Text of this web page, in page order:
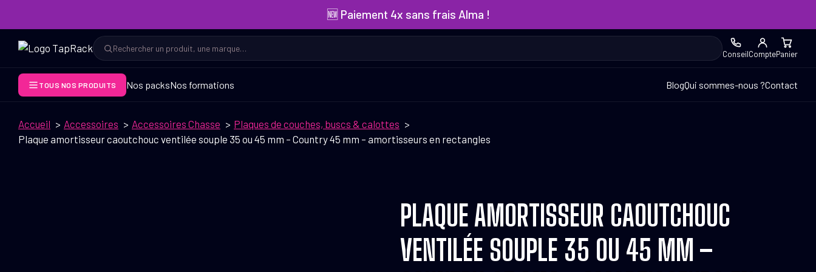
🆕 Paiement 4x sans frais Alma !
Rechercher
Rechercher ConseilComptePanier
TOUS NOS PRODUITS Nos packsNos formations BlogQui sommes-nous ?Contact
Accueil Accessoires Accessoires Chasse
Plaques de couches, buscs & calottes
Plaque amortisseur caoutchouc ventilée souple 35 ou 45 mm – Country 45 mm – amortisseurs en rectangles
PLAQUE AMORTISSEUR CAOUTCHOUC
VENTILÉE SOUPLE 35 OU 45 MM –